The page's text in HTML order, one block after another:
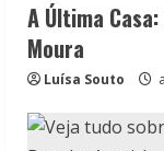
A Última
Moura
Luísa Souto